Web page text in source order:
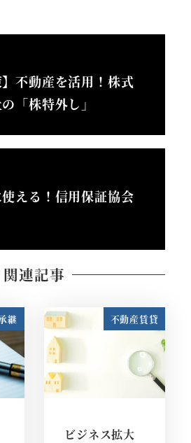
】不動産を活用！株式
「株特外し」
える！信用保証協会
関連記事
継 不動産賃貸
ビジネス拡大